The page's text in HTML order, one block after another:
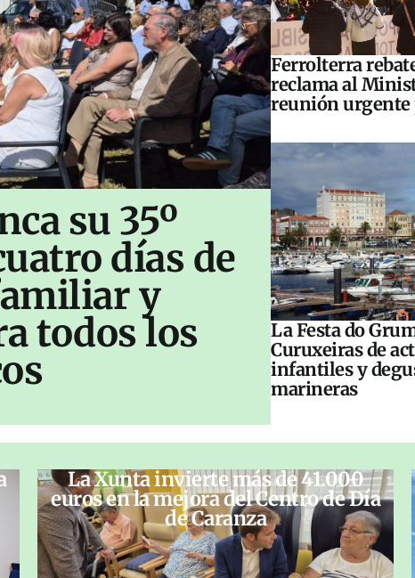
su 35º
días de
y
todos los
Ferrolterra
reclama al
reunión urgente
La Festa do
Curuxeiras de
infantiles y
marineras
La Xunta invierte más de 41.000
euros en la mejora del Centro de Día
de Caranza